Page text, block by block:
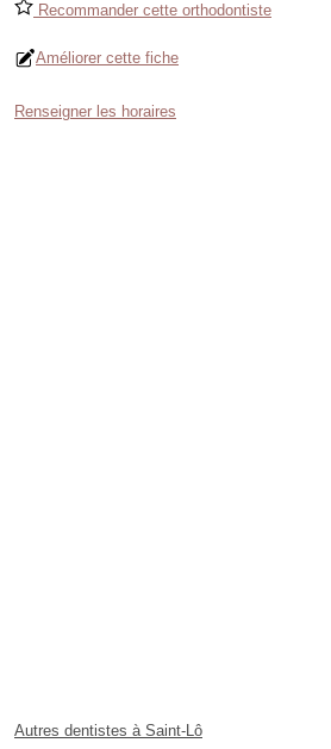
Recommander cette orthodontiste
Améliorer cette fiche
Renseigner les horaires
Autres dentistes à Saint-Lô